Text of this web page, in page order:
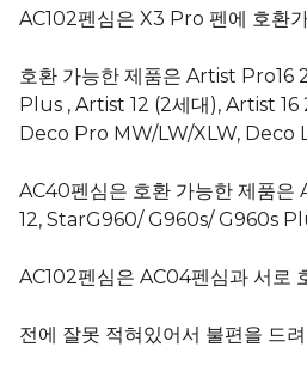
AC120과 AC40 의 차이가 무엇인가요? 두 펜심이 호환이 되
AC102펜심은 X3 Pro 펜에 호환
호환 가능한 제품은 Artist Pro16
Plus , Artist 12 (2세대), Artist 16
Deco Pro MW/LW/XLW, Deco
AC40펜심은 호환 가능한 제품
12, StarG960/ G960s/ G960s
AC102펜심은 AC04펜심과 서로
전에 잘못 적혀있어서 불편을 드